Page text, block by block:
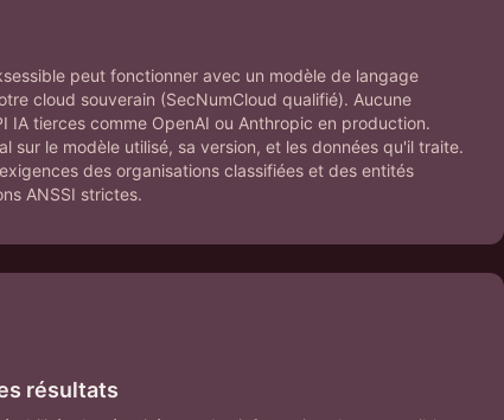
peut fonctionner avec un modèle de langage
cloud souverain (SecNumCloud qualifié). Aucune
IA tierces comme OpenAI ou Anthropic en production.
sur le modèle utilisé, sa version, et les données qu'il traite.
des organisations classifiées et des entités
ANSSI strictes.
résultats